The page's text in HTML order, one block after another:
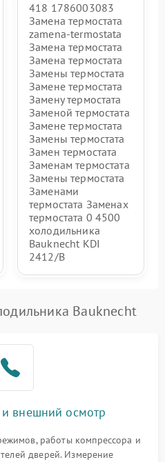
418 1786003083
Замена термостата
zamena-termostata
Замена термостата
Замена термостата
Замены термостата
Замене термостата
Замену термостата
Заменой термостата
Замене термостата
Замены термостата
Замен термостата
Заменам термостата
Замены термостата
Заменами
термостата Заменах
термостата 0 4500
холодильника
Bauknecht KDI
2412/B
Bauknecht
и внешний осмотр
работы компрессора и
дверей. Измерение